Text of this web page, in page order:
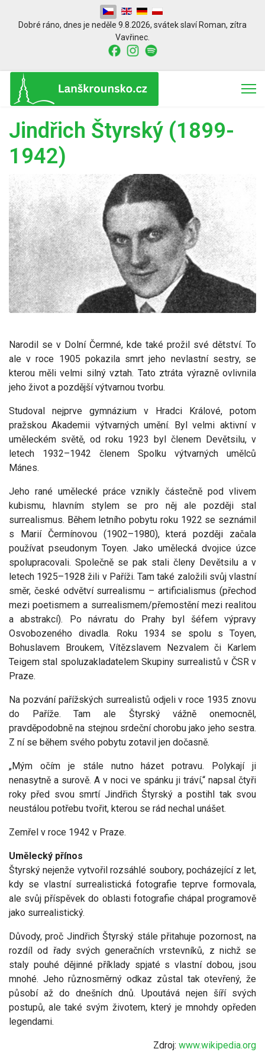
Zvolte jazyk
Dobré ráno, dnes je neděle 9.8.2026, svátek slaví Roman, zítra
Vavřinec.
Jindřich Štyrský (1899-
1942)
Narodil se v Dolní Čermné, kde také prožil své dětství. To
ale v roce 1905 pokazila smrt jeho nevlastní sestry, se
kterou měli velmi silný vztah. Tato ztráta výrazně ovlivnila
jeho život a pozdější výtvarnou tvorbu.
Studoval nejprve gymnázium v Hradci Králové, potom
pražskou Akademii výtvarných umění. Byl velmi aktivní v
uměleckém světě, od roku 1923 byl členem Devětsilu, v
letech 1932–1942 členem Spolku výtvarných umělců
Mánes.
Jeho rané umělecké práce vznikly částečně pod vlivem
kubismu, hlavním stylem se pro něj ale později stal
surrealismus. Během letního pobytu roku 1922 se seznámil
s Marií Čermínovou (1902–1980), která později začala
používat pseudonym Toyen. Jako umělecká dvojice úzce
spolupracovali. Společně se pak stali členy Devětsilu a v
letech 1925–1928 žili v Paříži. Tam také založili svůj vlastní
směr, české odvětví surrealismu – artificialismus (přechod
mezi poetismem a surrealismem/přemostění mezi realitou
a abstrakcí). Po návratu do Prahy byl šéfem výpravy
Osvobozeného divadla. Roku 1934 se spolu s Toyen,
Bohuslavem Broukem, Vítězslavem Nezvalem či Karlem
Teigem stal spoluzakladatelem Skupiny surrealistů v ČSR v
Praze.
Na pozvání pařížských surrealistů odjeli v roce 1935 znovu
do Paříže. Tam ale Štyrský vážně onemocněl,
pravděpodobně na stejnou srdeční chorobu jako jeho sestra.
Z ní se během svého pobytu zotavil jen dočasně.
„Mým očím je stále nutno házet potravu. Polykají ji
nenasytně a surově. A v noci ve spánku ji tráví,“ napsal čtyři
roky před svou smrtí Jindřich Štyrský a postihl tak svou
neustálou potřebu tvořit, kterou se rád nechal unášet.
Zemřel v roce 1942 v Praze.
Umělecký přínos
Štyrský nejenže vytvořil rozsáhlé soubory, pocházející z let,
kdy se vlastní surrealistická fotografie teprve formovala,
ale svůj příspěvek do oblasti fotografie chápal programově
jako surrealistický.
Důvody, proč Jindřich Štyrský stále přitahuje pozornost, na
rozdíl od řady svých generačních vrstevníků, z nichž se
staly pouhé dějinné příklady spjaté s vlastní dobou, jsou
mnohé. Jeho různosměrný odkaz zůstal tak otevřený, že
působí až do dnešních dnů. Upoutává nejen šíří svých
postupů, ale také svým životem, který je mnohdy opředen
legendami.
Zdroj: www.wikipedia.org